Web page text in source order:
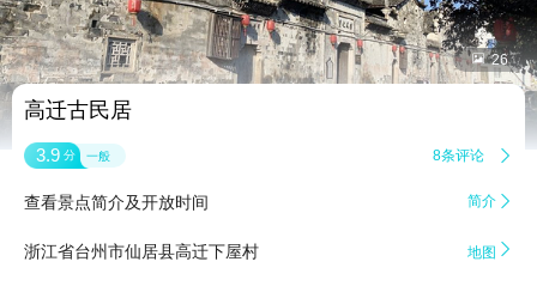
 26
高迁古民居
3.9 分 一般 8条评论 
查看景点简介及开放时间 简介 
浙江省台州市仙居县高迁下屋村 地图 